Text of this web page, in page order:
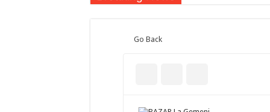
Go Back